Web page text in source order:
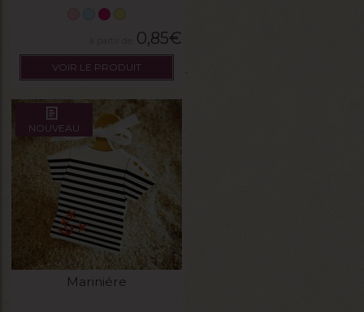
0,85€
VOIR LE PRODUIT
NOUVEAU
Mariniére